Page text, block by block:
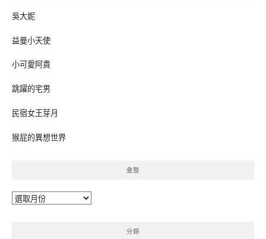
吳大妮
益曼小天使
小可愛阿貴
跳躍的宅男
民宿女王芽月
猴屁的異想世界
彙整
彙
分類